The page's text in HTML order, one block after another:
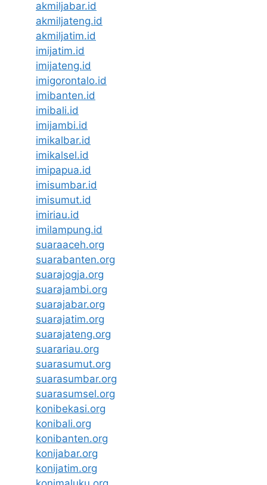
akmiljabar.id
akmiljateng.id
akmiljatim.id
imijatim.id
imijateng.id
imigorontalo.id
imibanten.id
imibali.id
imijambi.id
imikalbar.id
imikalsel.id
imipapua.id
imisumbar.id
imisumut.id
imiriau.id
imilampung.id
suaraaceh.org
suarabanten.org
suarajogja.org
suarajambi.org
suarajabar.org
suarajatim.org
suarajateng.org
suarariau.org
suarasumut.org
suarasumbar.org
suarasumsel.org
konibekasi.org
konibali.org
konibanten.org
konijabar.org
konijatim.org